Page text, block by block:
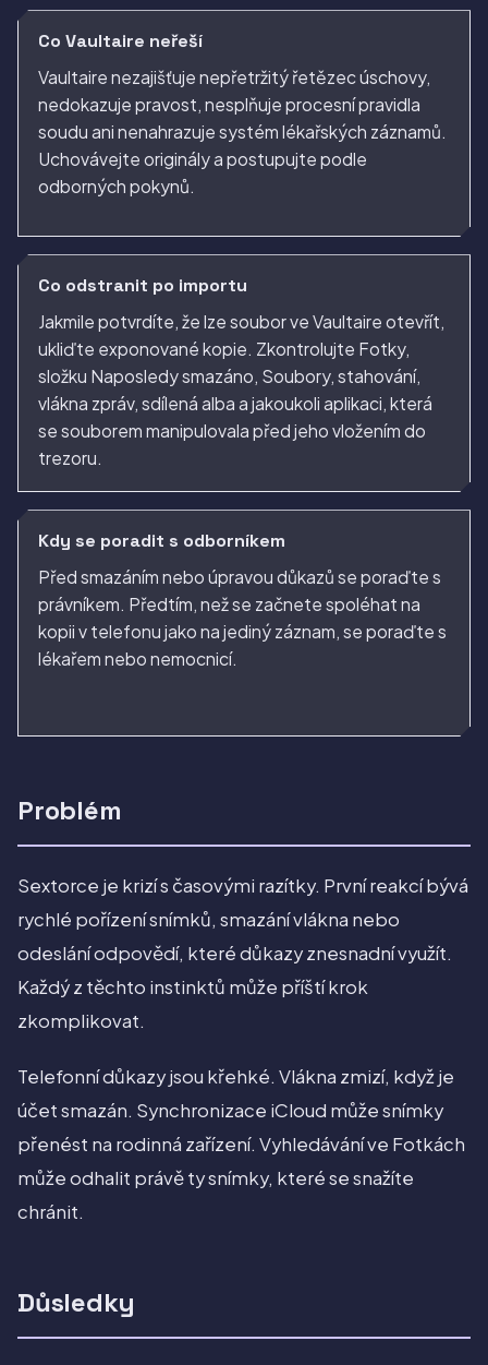
Co Vaultaire neřeší
Vaultaire nezajišťuje nepřetržitý řetězec úschovy,
nedokazuje pravost, nesplňuje procesní pravidla
soudu ani nenahrazuje systém lékařských záznamů.
Uchovávejte originály a postupujte podle
odborných pokynů.
Co odstranit po importu
Jakmile potvrdíte, že lze soubor ve Vaultaire otevřít,
ukliďte exponované kopie. Zkontrolujte Fotky,
složku Naposledy smazáno, Soubory, stahování,
vlákna zpráv, sdílená alba a jakoukoli aplikaci, která
se souborem manipulovala před jeho vložením do
trezoru.
Kdy se poradit s odborníkem
Před smazáním nebo úpravou důkazů se poraďte s
právníkem. Předtím, než se začnete spoléhat na
kopii v telefonu jako na jediný záznam, se poraďte s
lékařem nebo nemocnicí.
Problém
Sextorce je krizí s časovými razítky. První reakcí bývá
rychlé pořízení snímků, smazání vlákna nebo
odeslání odpovědí, které důkazy znesnadní využít.
Každý z těchto instinktů může příští krok
zkomplikovat.
Telefonní důkazy jsou křehké. Vlákna zmizí, když je
účet smazán. Synchronizace iCloud může snímky
přenést na rodinná zařízení. Vyhledávání ve Fotkách
může odhalit právě ty snímky, které se snažíte
chránit.
Důsledky